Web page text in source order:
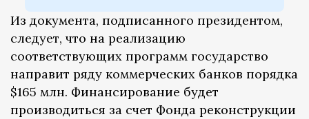
Из документа, подписанного президентом,
следует, что на реализацию
соответствующих программ государство
направит ряду коммерческих банков порядка
$165 млн. Финансирование будет
производиться за счет Фонда реконструкции